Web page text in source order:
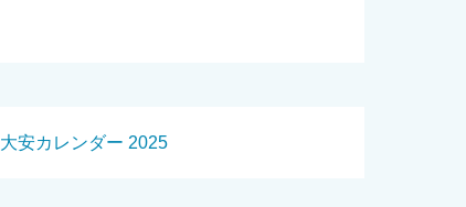
大安カレンダー 2025